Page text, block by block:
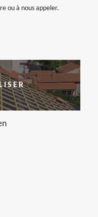
ou à nous appeler.